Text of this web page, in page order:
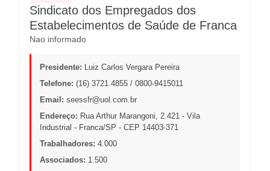
Sindicato dos Empregados dos
Estabelecimentos de Saúde de Franca
Nao informado
Presidente: Luiz Carlos Vergara Pereira
Telefone: (16) 3721.4855 / 0800-9415011
Email: seessfr@uol.com.br
Endereço: Rua Arthur Marangoni, 2.421 - Vila
Industrial - Franca/SP - CEP 14403-371
Trabalhadores: 4.000
Associados: 1.500